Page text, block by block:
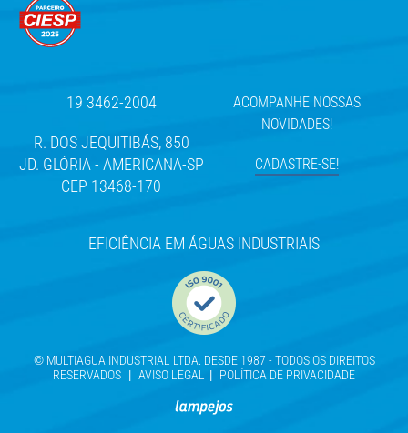
19 3462-2004
R. DOS JEQUITIBÁS, 850
JD. GLÓRIA - AMERICANA-SP
CEP 13468-170
ACOMPANHE NOSSAS
NOVIDADES!
CADASTRE-SE!
EFICIÊNCIA EM ÁGUAS INDUSTRIAIS
© MULTIAGUA INDUSTRIAL LTDA. DESDE 1987 - TODOS OS DIREITOS
RESERVADOS | AVISO LEGAL | POLÍTICA DE PRIVACIDADE